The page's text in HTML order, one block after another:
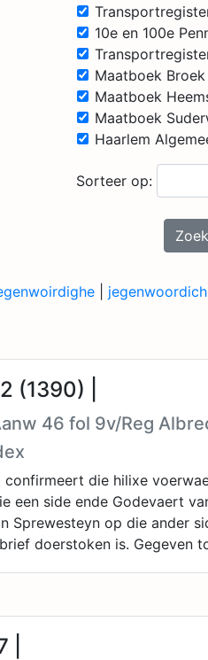
10e en 100e
Maatboek
Maatboek
Maatboek
Haarlem
Sorteer op:
Zoek
jegenwoordich
(1390) |
46 fol 9v/Reg
die hilixe
een side ende Godevaert
Sprewesteyn op die ander
brief doerstoken is. Gegeven